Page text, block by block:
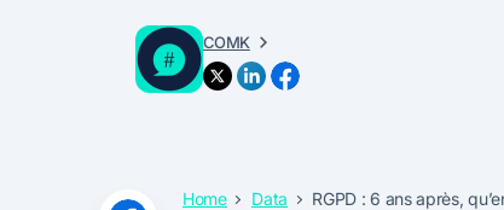
COMK
Home Data RGPD : 6 ans après,